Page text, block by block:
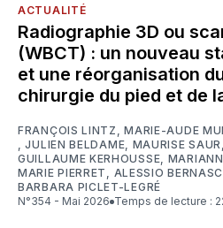
ACTUALITÉ
Radiographie 3D ou
(WBCT) : un nouveau
et une réorganisation
chirurgie du pied et de
FRANÇOIS LINTZ ,MARIE-AUDE
,JULIEN BELDAME, MAURISE SAUR
GUILLAUME KERHOUSSE,
MARIE PIERRET , ALESSIO
BARBARA PICLET-LEGRÉ
N°354 - Mai 2026
Temps de lecture :